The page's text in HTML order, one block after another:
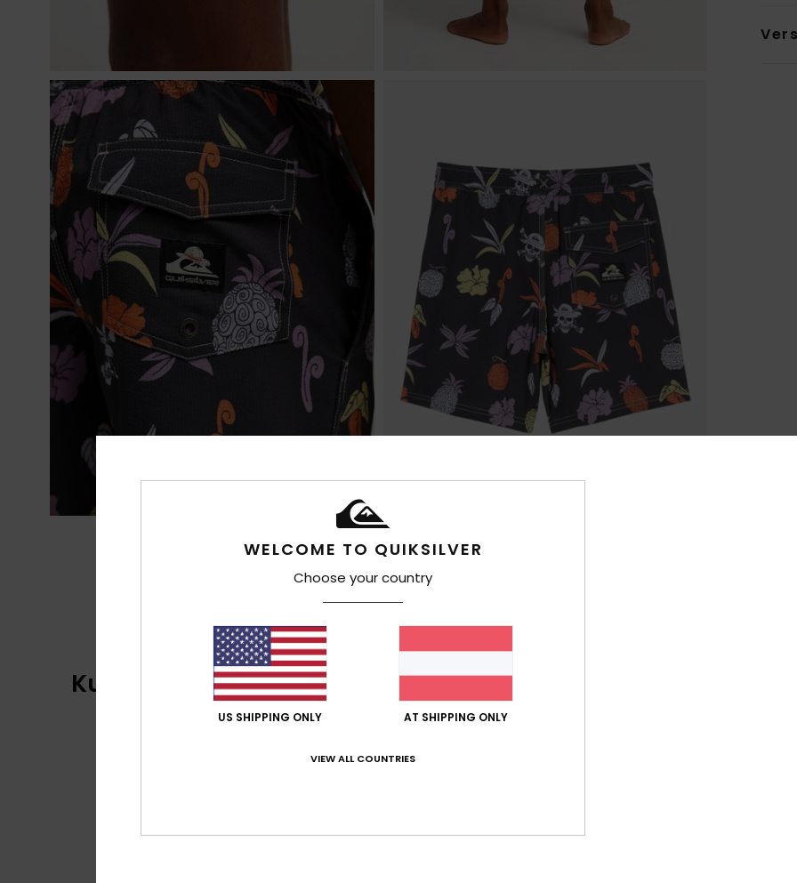
One Piece Kollektion
Kundenbewertungen
WELCOME TO QUIKSILVER
Choose your country
US SHIPPING ONLY AT SHIPPING ONLY
VIEW ALL COUNTRIES